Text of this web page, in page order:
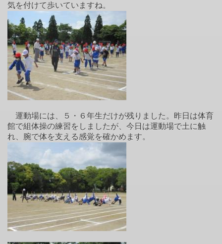
気を付けて歩いていますね。
運動場には、５・６年生だけが残りました。昨日は体育
館で組体操の練習をしましたが、今日は運動場で土に触
れ、腕で体を支える感覚を確かめます。